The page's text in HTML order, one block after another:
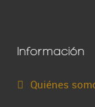
Información
Quiénes